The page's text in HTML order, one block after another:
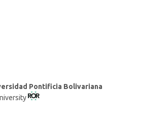
Pontificia Bolivariana